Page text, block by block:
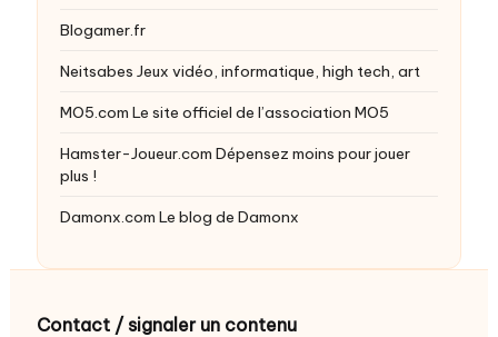
Blogamer.fr
Neitsabes Jeux vidéo, informatique, high tech, art
MO5.com Le site officiel de l’association MO5
Hamster-Joueur.com Dépensez moins pour jouer
plus !
Damonx.com Le blog de Damonx
Contact / signaler un contenu